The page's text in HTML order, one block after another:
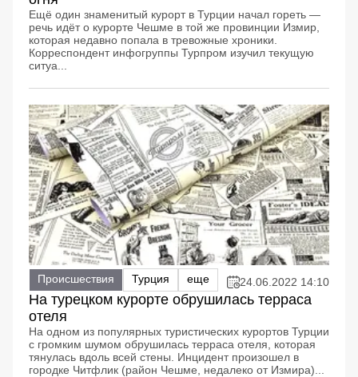
Ещё один знаменитый курорт в Турции начал гореть —
речь идёт о курорте Чешме в той же провинции Измир,
которая недавно попала в тревожные хроники.
Корреспондент инфогруппы Турпром изучил текущую
ситуа...
Происшествия Турция еще 24.06.2022 14:10
На турецком курорте обрушилась терраса
отеля
На одном из популярных туристических курортов Турции
с громким шумом обрушилась терраса отеля, которая
тянулась вдоль всей стены. Инцидент произошел в
городке Читфлик (район Чешме, недалеко от Измира)...